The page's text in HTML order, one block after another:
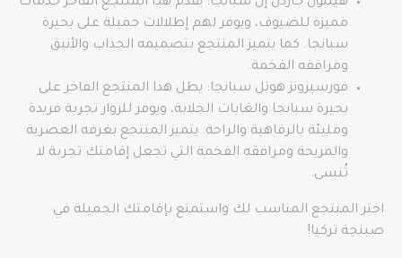
مميزة للضيوف، ويوفر لهم إطلالات جميلة على بحيرة
سبانجا. كما يتميز المنتجع بتصميمه الجذاب والأنيق
ومرافقه الفخمة.
فورسيزونز هوتل سبانجا: يطل هذا المنتجع الفاخر على
بحيرة سبانجا والغابات الخلابة، ويوفر للزوار تجربة فريدة
ومليئة بالرفاهية والراحة. يتميز المنتجع بغرفه العصرية
والمريحة ومرافقه الفخمة التي تجعل إقامتك تجربة لا
تُنسى.
اختر المنتجع المناسب لك واستمتع بإقامتك الجميلة في
صبنجة تركيا!